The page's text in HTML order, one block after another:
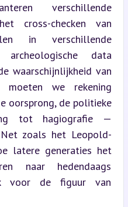
verschillende
cross-checken van
in verschillende
data
waarschijnlijkheid van
moeten we rekening
oorsprong, de politieke
tot hagiografie —
zoals het Leopold-
latere generaties het
naar hedendaags
voor de figuur van